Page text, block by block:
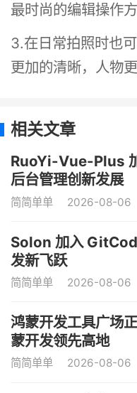
最时尚的编辑操作方
3.在日常拍照时也
更加的清晰，人物更
相关文章
RuoYi-Vue-Plus
后台管理创新发展
简简单单 2026-08-06
Solon 加入
发新飞跃
简简单单 2026-08-06
鸿蒙开发工具广场
蒙开发领先高地
简简单单 2026-08-06